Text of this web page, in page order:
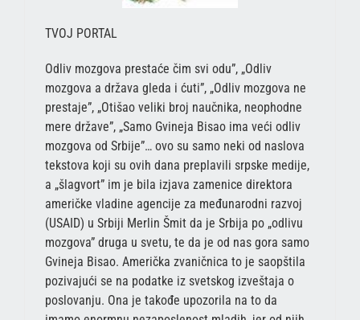
TVOJ PORTAL
Odliv mozgova prestaće čim svi odu”, „Odliv
mozgova a država gleda i ćuti”, „Odliv mozgova ne
prestaje”, „Otišao veliki broj naučnika, neophodne
mere države”, „Samo Gvineja Bisao ima veći odliv
mozgova od Srbije”… ovo su samo neki od naslova
tekstova koji su ovih dana preplavili srpske medije,
a „šlagvort” im je bila izjava zamenice direktora
američke vladine agencije za međunarodni razvoj
(USAID) u Srbiji Merlin Šmit da je Srbija po „odlivu
mozgova” druga u svetu, te da je od nas gora samo
Gvineja Bisao. Američka zvaničnica to je saopštila
pozivajući se na podatke iz svetskog izveštaja o
poslovanju. Ona je takođe upozorila na to da